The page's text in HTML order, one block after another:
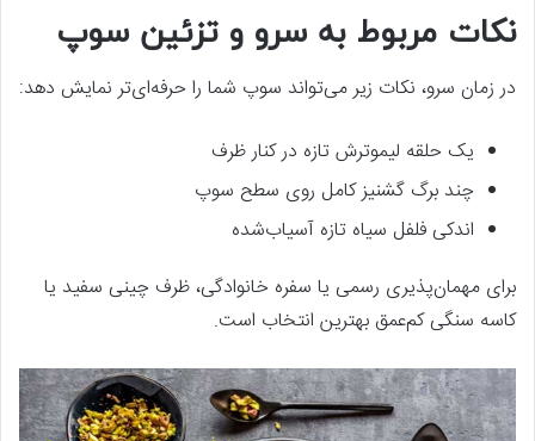
نکات مربوط به سرو و تزئین سوپ
در زمان سرو، نکات زیر می‌تواند سوپ شما را حرفه‌ای‌تر نمایش دهد:
یک حلقه لیموترش تازه در کنار ظرف
چند برگ گشنیز کامل روی سطح سوپ
اندکی فلفل سیاه تازه آسیاب‌شده
برای مهمان‌پذیری رسمی یا سفره خانوادگی، ظرف چینی سفید یا
کاسه سنگی کم‌عمق بهترین انتخاب است.